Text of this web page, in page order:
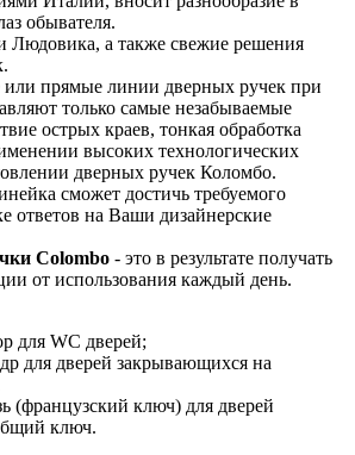
обывателя.
Людовика, а также свежие решения
прямые линии дверных ручек при
только самые незабываемые
острых краев, тонкая обработка
высоких технологических
дверных ручек Коломбо.
сможет достичь требуемого
ответов на Ваши дизайнерские
Colombo - это в результате получать
от использования каждый день.
для WC дверей;
для дверей закрывающихся на
(французский ключ) для дверей
ключ.